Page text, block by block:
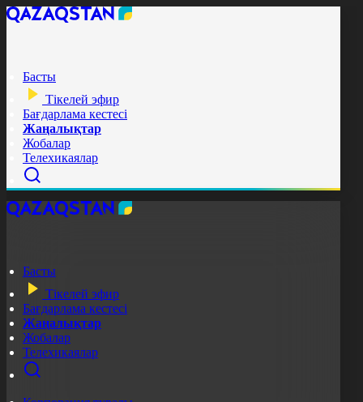
Басты
Тікелей эфир
Бағдарлама кестесі
Жаңалықтар
Жобалар
Телехикаялар
Басты
Тікелей эфир
Бағдарлама кестесі
Жаңалықтар
Жобалар
Телехикаялар